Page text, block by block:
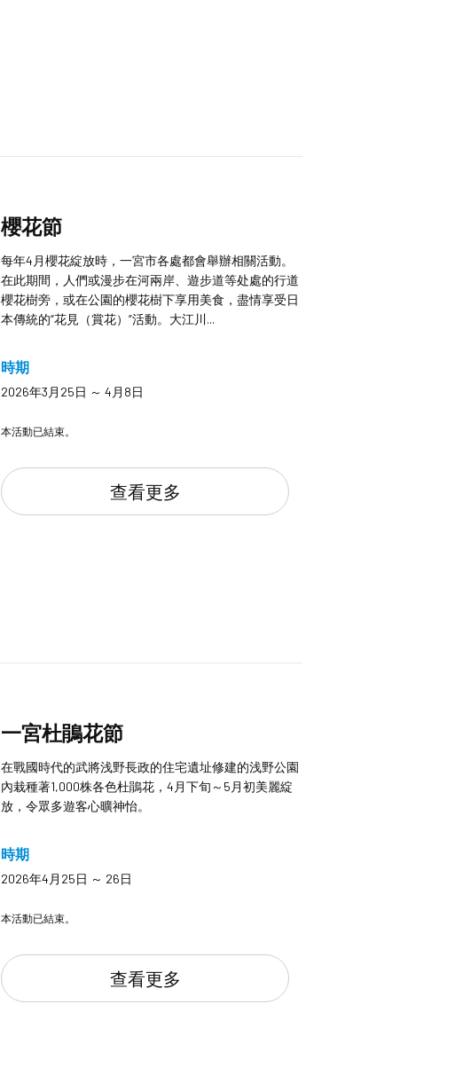
櫻花節
每年4月櫻花綻放時，一宮市各處都會舉辦相關活動。
在此期間，人們或漫步在河兩岸、遊步道等处處的行道
櫻花樹旁，或在公園的櫻花樹下享用美食，盡情享受日
本傳統的“花見（賞花）”活動。大江川...
時期
2026年3月25日 ～ 4月8日
本活動已結束。
查看更多
一宮杜鵑花節
在戰國時代的武將浅野長政的住宅遺址修建的浅野公園
內栽種著1,000株各色杜鵑花，4月下旬～5月初美麗綻
放，令眾多遊客心曠神怡。
時期
2026年4月25日 ～ 26日
本活動已結束。
查看更多